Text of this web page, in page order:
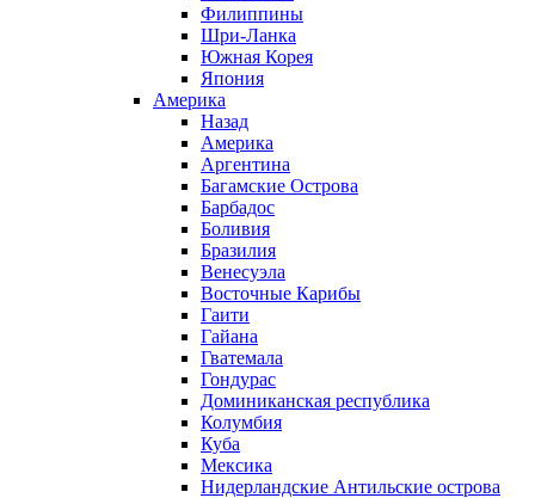
Филиппины
Шри-Ланка
Южная Корея
Япония
Америка
Назад
Америка
Аргентина
Багамские Острова
Барбадос
Боливия
Бразилия
Венесуэла
Восточные Карибы
Гаити
Гайана
Гватемала
Гондурас
Доминиканская республика
Колумбия
Куба
Мексика
Нидерландские Антильские острова